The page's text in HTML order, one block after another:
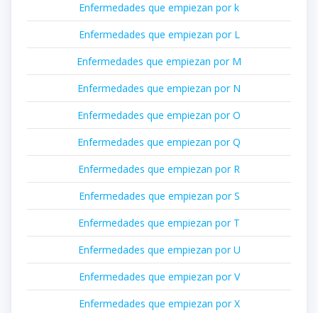
Enfermedades que empiezan por k
Enfermedades que empiezan por L
Enfermedades que empiezan por M
Enfermedades que empiezan por N
Enfermedades que empiezan por O
Enfermedades que empiezan por Q
Enfermedades que empiezan por R
Enfermedades que empiezan por S
Enfermedades que empiezan por T
Enfermedades que empiezan por U
Enfermedades que empiezan por V
Enfermedades que empiezan por X